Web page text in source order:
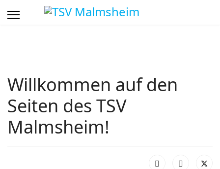
Willkommen auf den
Seiten des TSV
Malmsheim!